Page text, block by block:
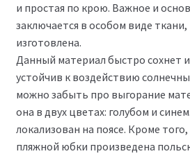
и простая по крою. Важное и
заключается в особом виде
изготовлена.
Данный материал быстро сохнет
устойчив к воздействию
можно забыть про выгорание
она в двух цветах: голубом и
локализован на поясе. Кроме
пляжной юбки произведена